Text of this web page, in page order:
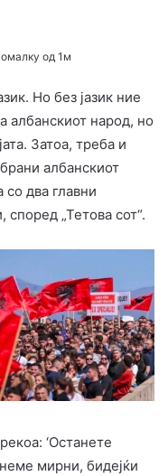
од 1м
Но без јазик ние
албанскиот народ, но
Затоа, треба и
албанскиот
со два главни
„Тетова сот“.
‘Останете
мирни, бидејќи